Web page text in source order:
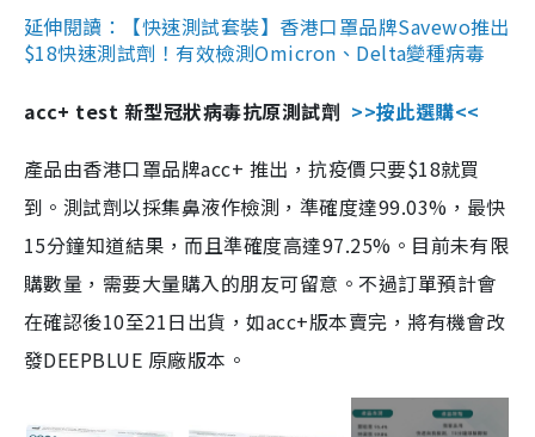
延伸閱讀：【快速測試套裝】香港口罩品牌Savewo推出
$18快速測試劑！有效檢測Omicron、Delta變種病毒
acc+ test 新型冠狀病毒抗原測試劑 >>按此選購<<
產品由香港口罩品牌acc+ 推出，抗疫價只要$18就買
到。測試劑以採集鼻液作檢測，準確度達99.03%，最快
15分鐘知道結果，而且準確度高達97.25%。目前未有限
購數量，需要大量購入的朋友可留意。不過訂單預計會
在確認後10至21日出貨，如acc+版本賣完，將有機會改
發DEEPBLUE 原廠版本。